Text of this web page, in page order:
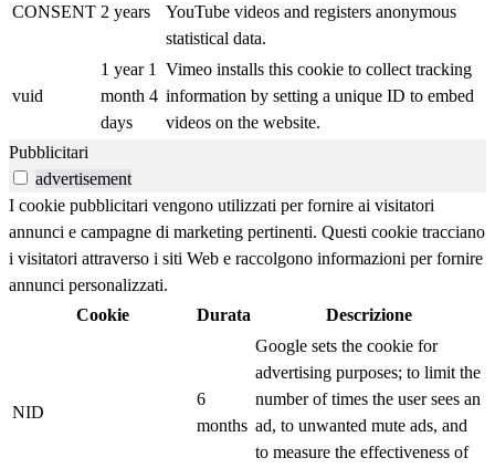
CONSENT 2 years
YouTube videos and registers anonymous
statistical data.
vuid
1 year 1
month 4
days
Vimeo installs this cookie to collect tracking
information by setting a unique ID to embed
videos on the website.
Pubblicitari
advertisement
I cookie pubblicitari vengono utilizzati per fornire ai visitatori
annunci e campagne di marketing pertinenti. Questi cookie tracciano
i visitatori attraverso i siti Web e raccolgono informazioni per fornire
annunci personalizzati.
Cookie
Durata Descrizione
NID
6
months
Google sets the cookie for
advertising purposes; to limit the
number of times the user sees an
ad, to unwanted mute ads, and
to measure the effectiveness of